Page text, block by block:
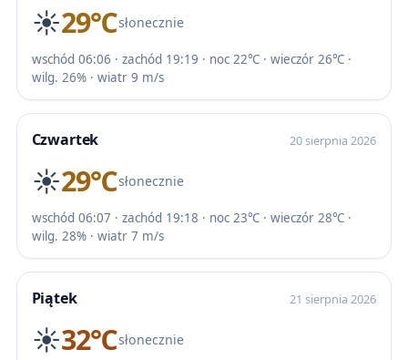
☀️29℃słonecznie
wschód 06:06 · zachód 19:19 · noc 22℃ · wieczór 26℃ ·
wilg. 26% · wiatr 9 m/s
Czwartek 20 sierpnia 2026
☀️29℃słonecznie
wschód 06:07 · zachód 19:18 · noc 23℃ · wieczór 28℃ ·
wilg. 28% · wiatr 7 m/s
Piątek 21 sierpnia 2026
☀️32℃słonecznie